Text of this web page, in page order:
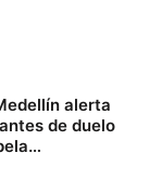
alerta
de duelo